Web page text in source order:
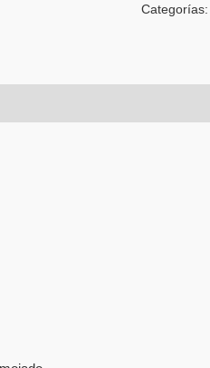
Categorías: